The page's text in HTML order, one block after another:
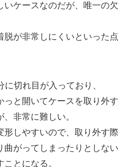
いケースなのだが、唯一の欠
脱が非常しにくいといった点
切れ目が入っており、
っと開いてケースを取り外す
非常に難しい。
形しやすいので、取り外す際
曲がってしまったりとしない
とになる。